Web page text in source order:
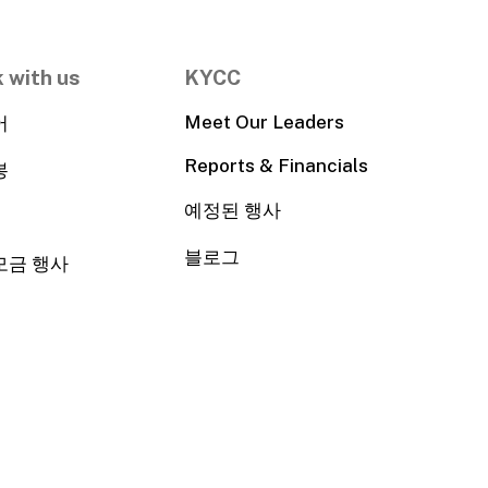
with us
금 행사
KYCC
Meet Our Leaders
Reports & Financials
예정된 행사
블로그